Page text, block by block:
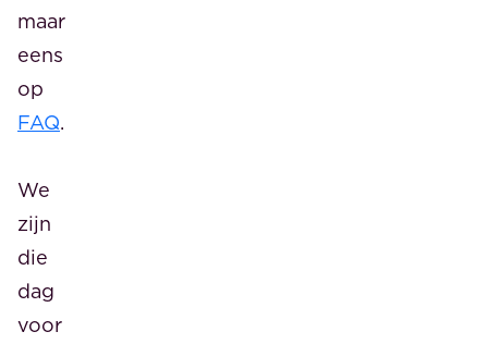
maar
eens
op
FAQ.
We
zijn
die
dag
voor